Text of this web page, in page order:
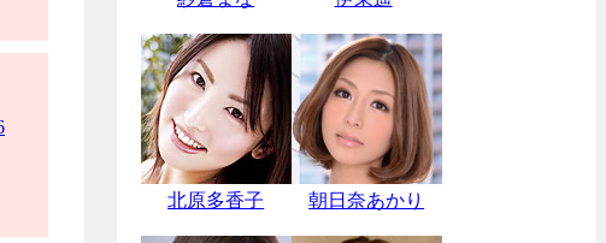
北原多香子 朝日奈あかり